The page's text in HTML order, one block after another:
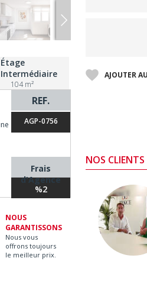
Étage
Intermédiaire
104 m²
REF.
AGP-0756
Frais
d'Agence
%2
NOUS
GARANTISSONS
Nous vous
offrons toujours
le meilleur prix.
AJOUTER
NOS CLIENTS